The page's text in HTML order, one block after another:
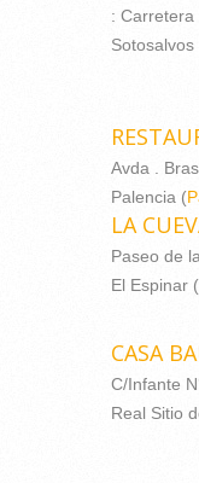
: Carretera
Sotosalvos
Avda .
Palencia (
LA
Paseo de
El Espinar (
CASA
C/Infante
Real Sitio